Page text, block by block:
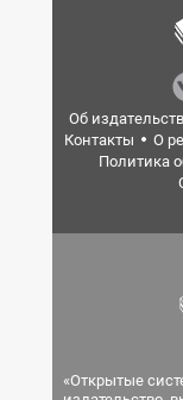
Об
Контакты
О
Политика
«Открытые